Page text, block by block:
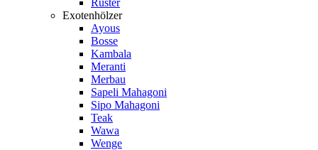
Rüster
Exotenhölzer
Ayous
Bosse
Kambala
Meranti
Merbau
Sapeli Mahagoni
Sipo Mahagoni
Teak
Wawa
Wenge